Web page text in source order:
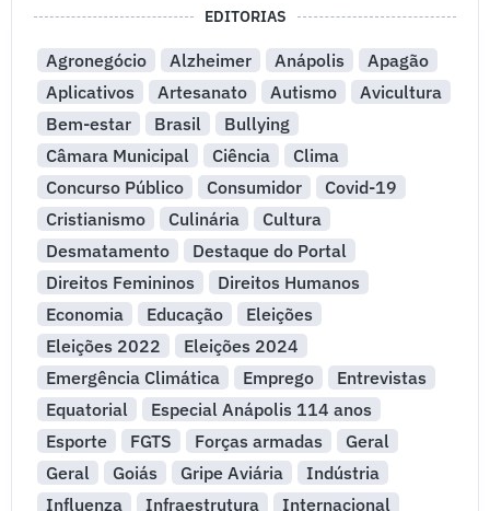
EDITORIAS
Agronegócio Alzheimer Anápolis
Apagão
Aplicativos
Artesanato Autismo
Avicultura
Bem-estar
Brasil
Bullying
Câmara Municipal
Ciência
Clima
Concurso Público
Consumidor
Covid-19
Cristianismo
Culinária
Cultura
Desmatamento
Destaque do Portal
Direitos Femininos
Direitos Humanos
Economia
Educação
Eleições
Eleições 2022
Eleições 2024
Emergência Climática
Emprego
Entrevistas
Equatorial
Especial Anápolis 114 anos
Esporte
FGTS Forças armadas
Geral
Geral
Goiás Gripe Aviária
Indústria
Influenza
Infraestrutura Internacional